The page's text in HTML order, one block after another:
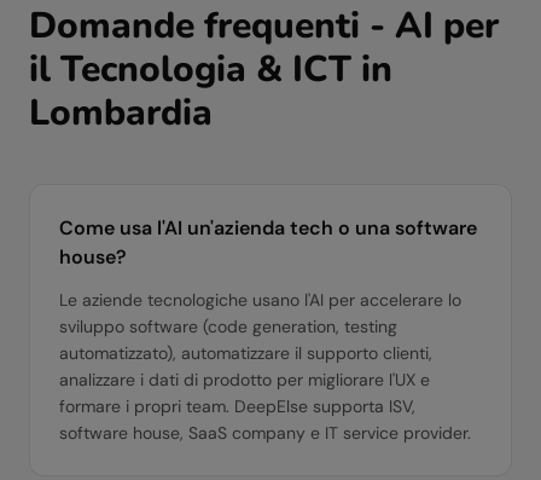
Domande frequenti - AI per
ilTecnologia & ICT in
Lombardia
Come usa l'AI un'azienda tech o una software
house?
Le aziende tecnologiche usano l'AI per accelerare lo
sviluppo software (code generation, testing
automatizzato), automatizzare il supporto clienti,
analizzare i dati di prodotto per migliorare l'UX e
formare i propri team. DeepElse supporta ISV,
software house, SaaS company e IT service provider.